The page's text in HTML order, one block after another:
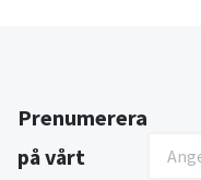
Prenumerera
på vårt